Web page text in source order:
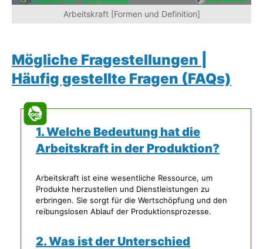
Arbeitskraft [Formen und Definition]
Mögliche Fragestellungen |
Häufig gestellte Fragen (FAQs)
1. Welche Bedeutung hat die
Arbeitskraft in der Produktion?
Arbeitskraft ist eine wesentliche Ressource, um
Produkte herzustellen und Dienstleistungen zu
erbringen. Sie sorgt für die Wertschöpfung und den
reibungslosen Ablauf der Produktionsprozesse.
2. Was ist der Unterschied